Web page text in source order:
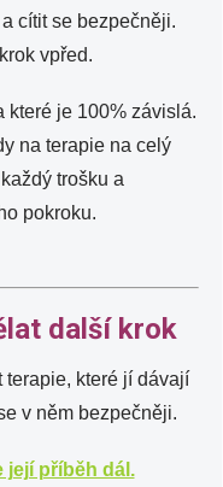
cítit se bezpečněji.
vpřed.
které je 100% závislá.
na terapie na celý
trošku a
pokroku.
další krok
terapie, které jí dávají
v něm bezpečněji.
její příběh dál.